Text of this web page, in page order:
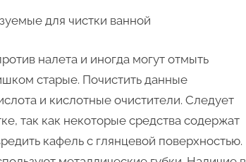
для чистки ванной
налета и иногда могут отмыть
старые. Почистить данные
и кислотные очистители. Следует
так как некоторые средства содержат
кафель с глянцевой поверхностью.